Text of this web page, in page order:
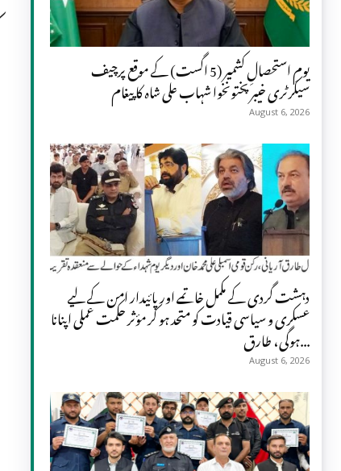
یومِ استحصالِ کشمیر (5 اگست) کے موقع پرچیف
سیکرٹری خیبر پختونخوا شہاب علی شاہ کا پیغام
August 6, 2026
دہشت گردی کے مکمل خاتمے اور پائیدار امن کے لیے
عسکری و سیاسی قیادت کو متحد ہو کر مؤثر حکمت عملی اپنانا
ہوگی، طارق...
August 6, 2026